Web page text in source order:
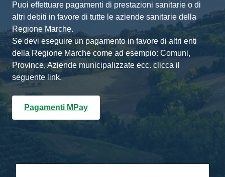
Puoi effettuare pagamenti di prestazioni sanitarie o di
altri debiti in favore di tutte le aziende sanitarie della
Regione Marche.
Se devi eseguire un pagamento in favore di altri enti
della Regione Marche come ad esempio: Comuni,
Province, Aziende municipalizzate ecc. clicca il
seguente link.
Pagamenti MPay